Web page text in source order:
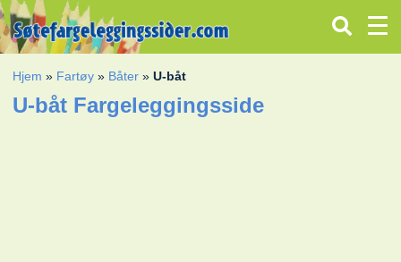
Hjem » Fartøy » Båter »U-båt
U-båt Fargeleggingsside